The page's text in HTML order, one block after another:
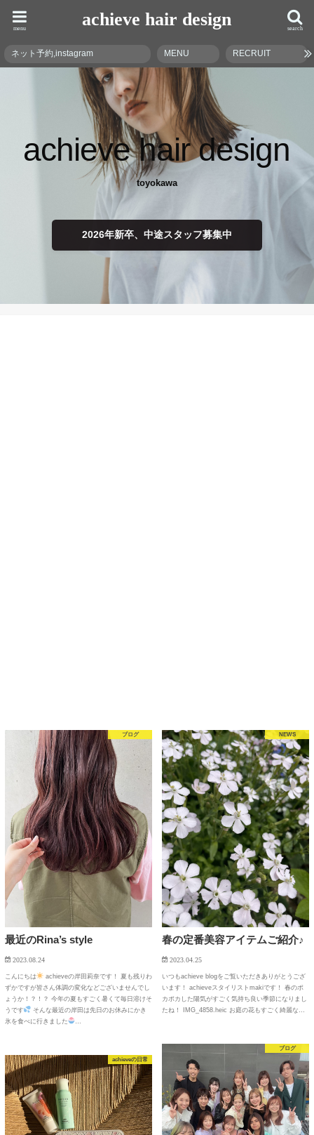
achieve hair design search
menu
ネット予約,instagram MENU RECRUIT
achieve hair design
toyokawa
2026年新卒、中途スタッフ募集中
ブログ
最近のRina’s style
2023.08.24
こんにちは
achieveの岸田莉奈です！ 夏も残りわ
ずかですが皆さん体調の変化などございませんでし
ょうか！？！？ 今年の夏もすごく暑くて毎日溶けそ
うです
そんな最近の岸田は先日のお休みにかき
氷を食べに行きました
NEWS
春の定番美容アイテムご紹介♪
2023.04.25
いつもachieve blogをご覧いただきありがとうござ
います！ achieveスタイリストmakiです！ 春のポ
カポカした陽気がすごく気持ち良い季節になりまし
たね！ IMG_4858.heic お庭の花もすごく綺麗な…
ブログ
achieveの日常